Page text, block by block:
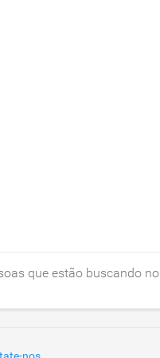
que estão buscando no